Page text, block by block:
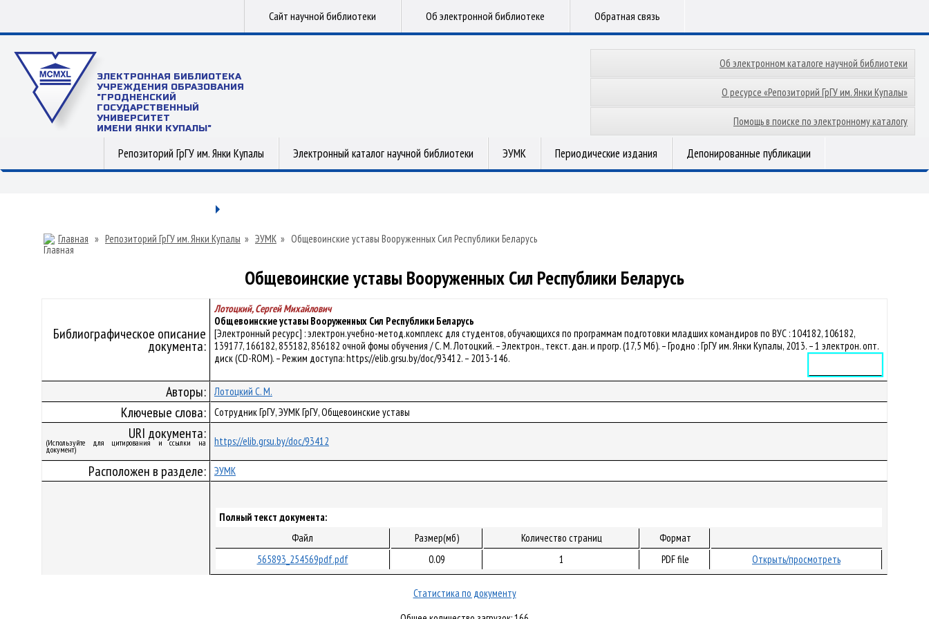
Сайт научной библиотеки Об электронной библиотеке Обратная связь
ЭЛЕКТРОННАЯ БИБЛИОТЕКА
УЧРЕЖДЕНИЯ ОБРАЗОВАНИЯ
"ГРОДНЕНСКИЙ
ГОСУДАРСТВЕННЫЙ
УНИВЕРСИТЕТ
ИМЕНИ ЯНКИ КУПАЛЫ"
Об электронном каталоге научной библиотеки
О ресурсе «Репозиторий ГрГУ им. Янки Купалы»
Помощь в поиске по электронному каталогу
Репозиторий ГрГУ им. Янки Купалы Электронный каталог научной библиотеки ЭУМК Периодические издания Депонированные публикации
Главная » Репозиторий ГрГУ им. Янки Купалы » ЭУМК » Общевоинские уставы Вооруженных Сил Республики Беларусь
Общевоинские уставы Вооруженных Сил Республики Беларусь
Библиографическое описание
документа:
Лотоцкий, Сергей Михайлович
Общевоинские уставы Вооруженных Сил Республики Беларусь
[Электронный ресурс] : электрон.учебно-метод.комплекс для студентов, обучающихся по программам подготовки младших командиров по ВУС : 104182, 106182,
139177, 166182, 855182, 856182 очной фомы обучения / С. М. Лотоцкий. – Электрон., текст. дан. и прогр. (17,5 Мб). – Гродно : ГрГУ им. Янки Купалы, 2013. – 1 электрон. опт.
диск (CD-ROM). – Режим доступа: https://elib.grsu.by/doc/93412. – 2013-146.
Авторы: Лотоцкий С. М.
Ключевые слова: Сотрудник ГрГУ, ЭУМК ГрГУ, Общевоинские уставы
URI документа:
(Используйте для цитирования и ссылки на
документ)
https://elib.grsu.by/doc/93412
Расположен в разделе: ЭУМК
Полный текст документа:
Файл
Размер(мб) Количество страниц
Формат
565893_254569pdf.pdf
0.09 1 PDF file Открыть/просмотреть
Статистика по документу